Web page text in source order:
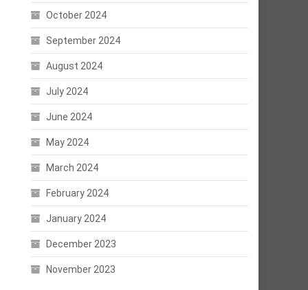
October 2024
September 2024
August 2024
July 2024
June 2024
May 2024
March 2024
February 2024
January 2024
December 2023
November 2023